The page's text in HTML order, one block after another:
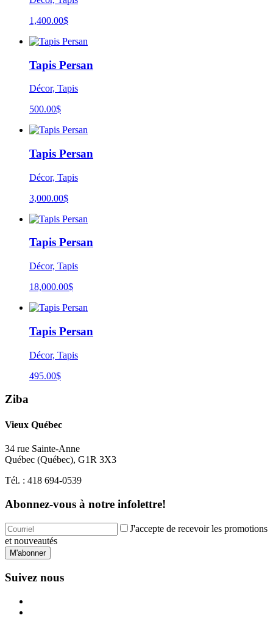
1,400.00$
Tapis Persan
Décor, Tapis
500.00$
Tapis Persan
Décor, Tapis
3,000.00$
Tapis Persan
Décor, Tapis
18,000.00$
Tapis Persan
Décor, Tapis
495.00$
Ziba
Vieux Québec
34 rue Sainte-Anne
Québec (Québec), G1R 3X3
Tél. : 418 694-0539
Abonnez-vous à notre infolettre!
J'accepte de recevoir les promotions
et nouveautés
M'abonner
Suivez nous